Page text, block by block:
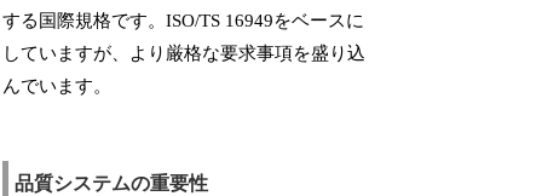
する国際規格です。ISO/TS 16949をベースに
していますが、より厳格な要求事項を盛り込
んでいます。
品質システムの重要性